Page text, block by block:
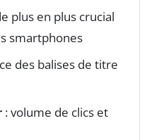
plus en plus crucial
smartphones
des balises de titre
: volume de clics et